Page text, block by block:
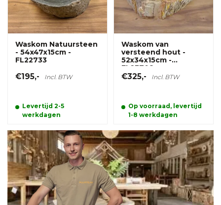
Waskom Natuursteen
- 54x47x15cm -
FL22733
€195,- Incl. BTW
Levertijd 2-5
werkdagen
Waskom van
versteend hout -
52x34x15cm -
FL23708
€325,- Incl. BTW
Op voorraad, levertijd
1-8 werkdagen